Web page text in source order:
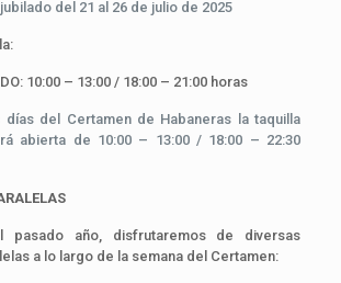
del 21 al 26 de julio de 2025
10:00 – 13:00 / 18:00 – 21:00 horas
días del Certamen de Habaneras la taquilla
abierta de 10:00 – 13:00 / 18:00 – 22:30
año, disfrutaremos de diversas
a lo largo de la semana del Certamen: